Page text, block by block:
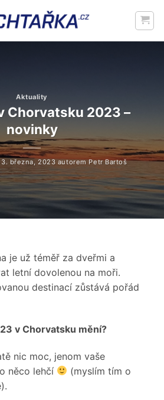
Aktuality
Chorvatsku 2023 –
novinky
března, 2023 autoremPetr Bartoš
je už téměř za dveřmi a
letní dovolenou na moři.
destinací zůstává pořád
v Chorvatsku mění?
nic moc, jenom vaše
něco lehčí
(myslím tím o